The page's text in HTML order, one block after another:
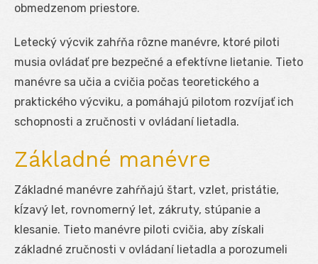
obmedzenom priestore.
Letecký výcvik zahŕňa rôzne manévre, ktoré piloti
musia ovládať pre bezpečné a efektívne lietanie. Tieto
manévre sa učia a cvičia počas teoretického a
praktického výcviku, a pomáhajú pilotom rozvíjať ich
schopnosti a zručnosti v ovládaní lietadla.
Základné manévre
Základné manévre zahŕňajú štart, vzlet, pristátie,
kĺzavý let, rovnomerný let, zákruty, stúpanie a
klesanie. Tieto manévre piloti cvičia, aby získali
základné zručnosti v ovládaní lietadla a porozumeli